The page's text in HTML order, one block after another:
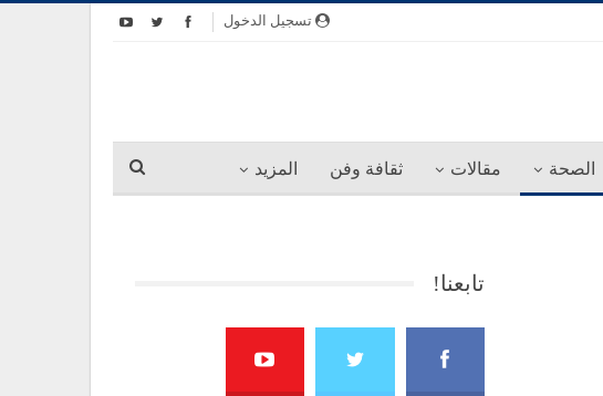
تسجيل الدخول
الصحة مقالات ثقافة وفن المزيد
تابعنا!